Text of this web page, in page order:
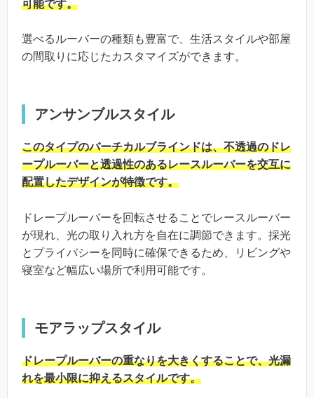
可能です。
選べるルーバーの種類も豊富で、生活スタイルや部屋
の間取りに応じたカスタマイズができます。
アンサンブルスタイル
このタイプのバーチカルブラインドは、不透過のドレ
ープルーバーと透過性のあるレースルーバーを交互に
配置したデザインが特徴です。
ドレープルーバーを回転させることでレースルーバー
が現れ、光の取り入れ方を自在に調節できます。採光
とプライバシーを同時に確保できるため、リビングや
寝室など幅広い場所で利用可能です。
モアラップスタイル
ドレープルーバーの重なりを大きくすることで、光漏
れを最小限に抑えるスタイルです。